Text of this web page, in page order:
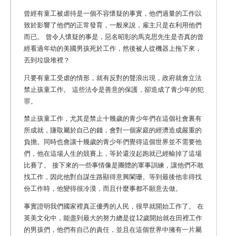
曾經有童工被虐待是一個不容懷疑的事實，他們過量的工作以
致於影響了他們的正常發育，一般來說，雇主只是在利用他們
而已。 曾令人懷疑的事是，惡名昭彰的馬克思先生是否真的曾
經看過年幼的美國男孩死於工作，然後被人從機器上拖下來，
丟到垃圾堆裡？
只要有童工受虐的情形，就有反對的聲浪出現，政府就會立法
禁止孩童工作。 這些法令是善意的保護，卻造成了青少年的犯
罪。
禁止孩童工作，尤其是禁止十幾歲的青少年們在這個社會裏有
所成就，賺取屬於自己的錢，會對一個家庭的經濟造成嚴重的
負擔。同時也會讓十幾歲的青少年們覺得這個世界並不需要他
們，他在這場人生的競賽上，等於還沒起跑就已經輸掉了這場
比賽了。 接下來的一些事情像是團體的軍事訓練，讓他們不敢
找工作，因此他對自謀生路顯得意興闌珊。等到最後他非得找
份工作時，他變得很冷漠，而且什麼事都不願意去做。
事實證明我們國家裡真正優秀的人民，很早就開始工作了。 在
英美文化中，能盡到最大的努力總是從12歲開始就在田裡工作
的男孩們，他們有自己的責任，並且在這個世界中擁有一片屬